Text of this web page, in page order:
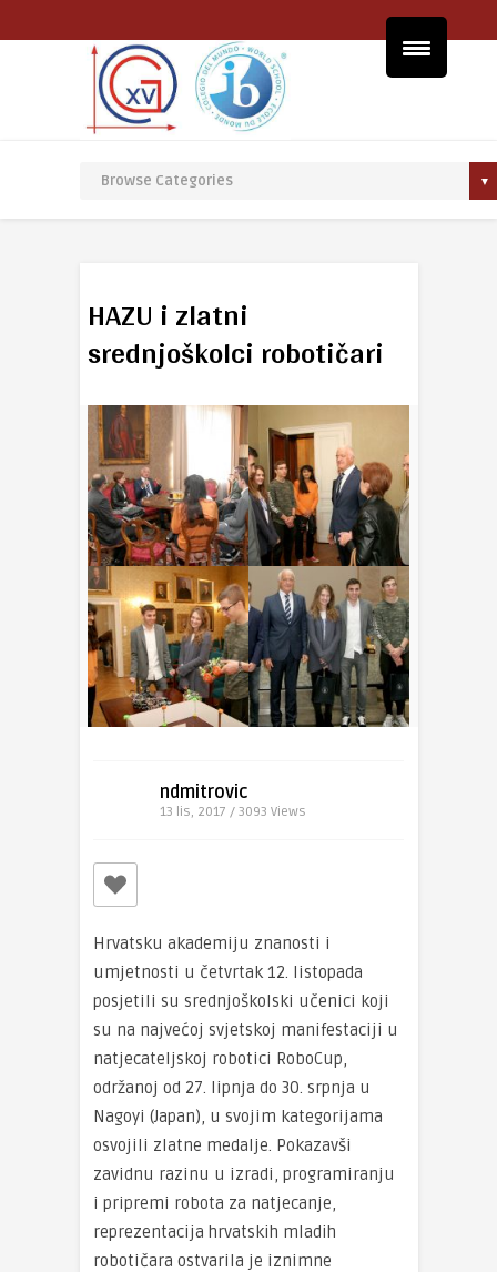
HAZU i zlatni
srednjoškolci robotičari
ndmitrovic
13 lis, 2017 / 3093 Views
Hrvatsku akademiju znanosti i
umjetnosti u četvrtak 12. listopada
posjetili su srednjoškolski učenici koji
su na najvećoj svjetskoj manifestaciji u
natjecateljskoj robotici RoboCup,
održanoj od 27. lipnja do 30. srpnja u
Nagoyi (Japan), u svojim kategorijama
osvojili zlatne medalje. Pokazavši
zavidnu razinu u izradi, programiranju
i pripremi robota za natjecanje,
reprezentacija hrvatskih mladih
robotičara ostvarila je iznimne